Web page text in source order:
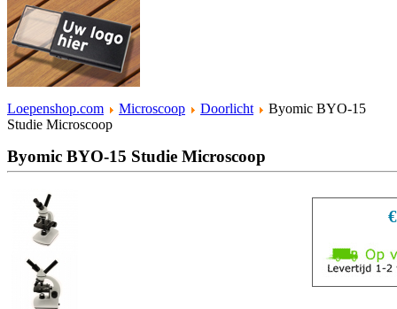
Loepenshop.com Microscoop Doorlicht
Byomic BYO-15
Studie Microscoop
Byomic BYO-15 Studie Microscoop